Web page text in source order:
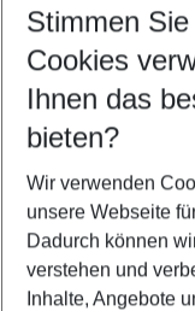
Customize your offer
Find the perfect
Your departure
Any airport
Select your date
09/08/26–07/
Who will travel
2 adults
Stimmen
Cookies
Ihnen das
bieten?
Wir verwenden
unsere Webseite
Dadurch können
verstehen und
Inhalte, Angebote